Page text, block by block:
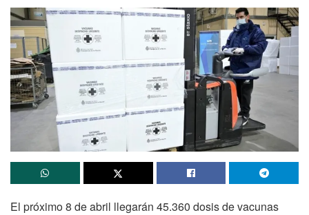
El próximo 8 de abril llegarán 45.360 dosis de vacunas